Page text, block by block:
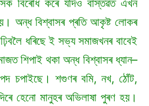
বিৰোধ কৰে যদিও বাস্তৱত এখন
অন্ধ বিশ্বাসৰ প্ৰতি আকৃষ্ট লোকৰ
ধৰিছে ই সভ্য সমাজখনৰ বাবেই
শিপাই থকা অন্ধ বিশ্বাসৰ ধ্যান–
চপাইছে। শগুণৰ বমি, নখ, ঠোঁট,
হেনো মানুহৰ অভিলাষা পুৰণ হয়।